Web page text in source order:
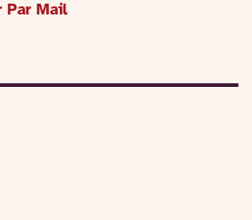
Par Mail